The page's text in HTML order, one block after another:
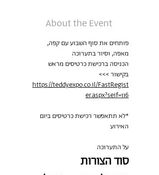
About the Event
פותחים את סוף השבוע עם קפה,
מאפה, וסיור בתערוכה
הכניסה ברכישת כרטיסים מראש
בקישור >>>
https://teddy.expo.co.il/FastRegist
er.aspx?seif=116
*לא תתאפשר רכישת כרטיסים ביום
האירוע
על התערוכה
סוד הצורות